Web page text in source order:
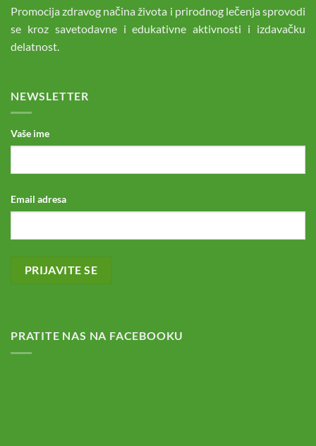
Promocija zdravog načina života i prirodnog lečenja sprovodi
se kroz savetodavne i edukativne aktivnosti i izdavačku
delatnost.
NEWSLETTER
Vaše ime
Email adresa
PRATITE NAS NA FACEBOOKU